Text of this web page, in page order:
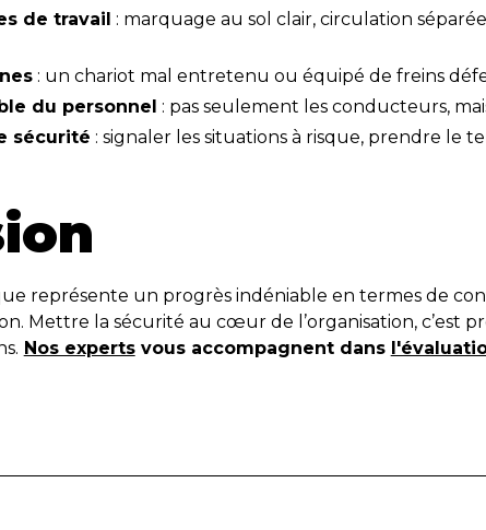
de travail : marquage au sol clair, circulation
: un chariot mal entretenu ou équipé de freins
du personnel : pas seulement les conducteurs,
sécurité : signaler les situations à risque, prendre le
représente un progrès indéniable en termes de
Mettre la sécurité au cœur de l’organisation, c’est
Nos expertsvous accompagnent dans